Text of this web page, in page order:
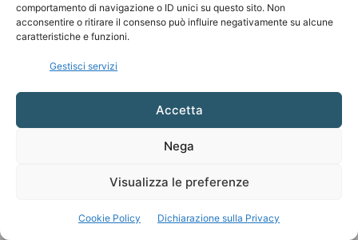
comportamento di navigazione o ID unici su questo sito. Non
acconsentire o ritirare il consenso può influire negativamente su alcune
caratteristiche e funzioni.
Gestisci servizi
Accetta
Nega
Visualizza le preferenze
Cookie Policy Dichiarazione sulla Privacy